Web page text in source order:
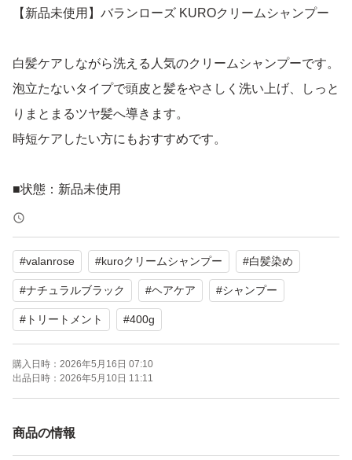
【新品未使用】バランローズ KUROクリームシャンプー
白髪ケアしながら洗える人気のクリームシャンプーです。
泡立たないタイプで頭皮と髪をやさしく洗い上げ、しっと
りまとまるツヤ髪へ導きます。
時短ケアしたい方にもおすすめです。
■状態：新品未使用
■内容量：400g
■購入時期：2026年5月
■カラー：ナチュラルブラック（必要に応じて変更してく
ださい）
#valanrose #kuroクリームシャンプー #白髪染め
#ナチュラルブラック #ヘアケア #シャンプー
# トリートメント #400g
購入日時： 2026年5月16日 07:10
出品日時： 2026年5月10日 11:11
商品の情報